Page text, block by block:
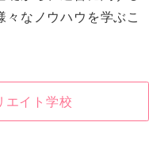
なノウハウを学ぶこ
エイト学校